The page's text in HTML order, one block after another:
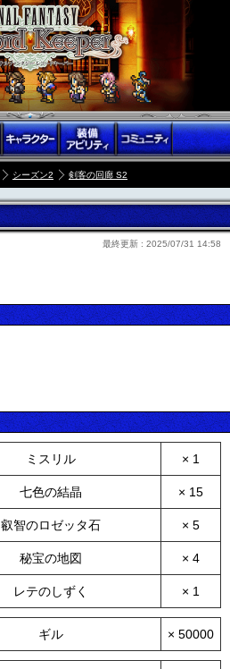
シーズン2 剣客の回廊 S2
最終更新 : 2025/07/31 14:58
ミスリル × 1
七色の結晶 × 15
叡智のロゼッタ石 × 5
秘宝の地図 × 4
レテのしずく × 1
ギル × 50000